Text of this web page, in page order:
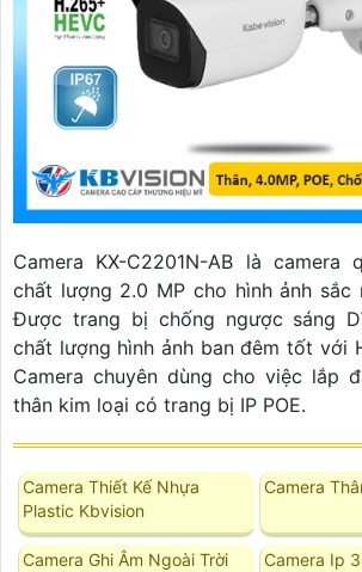
Camera KX-C2201N-AB là camera
chất lượng 2.0 MP cho hình ảnh sắc
Được trang bị chống ngược sáng
chất lượng hình ảnh ban đêm tốt với
Camera chuyên dùng cho việc lắp
thân kim loại có trang bị IP POE.
Camera Thiết Kế Nhựa
Plastic Kbvision
Camera
Camera Ghi Âm Ngoài Trời
Camera Ip